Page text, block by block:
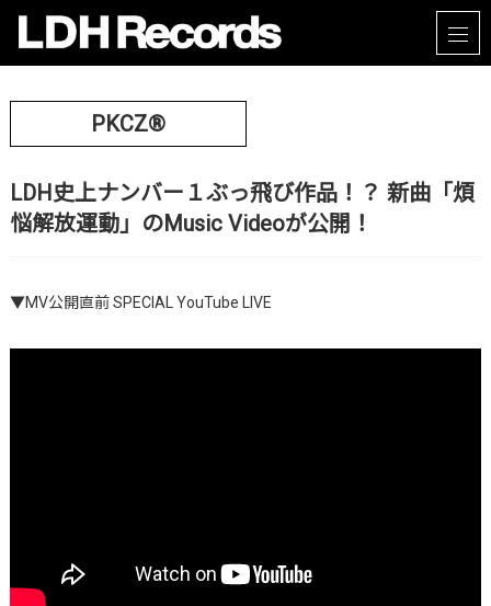
PKCZ®
LDH史上ナンバー１ぶっ飛び作品！？ 新曲「煩
悩解放運動」のMusic Videoが公開！
▼MV公開直前 SPECIAL YouTube LIVE